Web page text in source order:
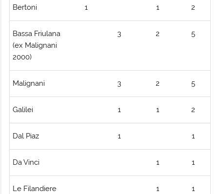
Bertoni 1 1 2
Bassa Friulana
(ex Malignani
2000)
3 2 5
Malignani 3 2 5
Galilei 1 1 2
Dal Piaz 1 1
Da Vinci 1 1
Le Filandiere 1 1